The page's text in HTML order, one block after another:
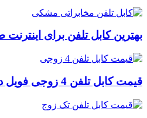
بهترین کابل تلفن برای
قیمت کابل تلفن 4 زوجی فویل دار فروش کارخانه